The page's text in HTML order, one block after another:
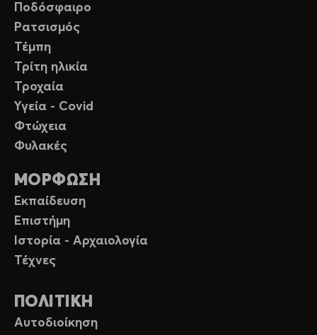
Ποδόσφαιρο
Ρατσισμός
Τέμπη
Τρίτη ηλικία
Τροχαία
Υγεία - Covid
Φτώχεια
Φυλακές
ΜΟΡΦΩΣΗ
Εκπαίδευση
Επιστήμη
Ιστορία - Αρχαιολογία
Τέχνες
ΠΟΛΙΤΙΚΗ
Αυτοδιοίκηση